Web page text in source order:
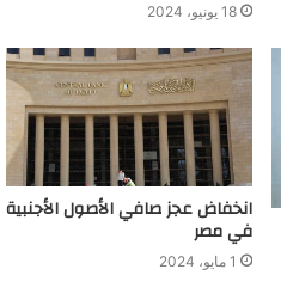
18 يونيو، 2024
انخفاض عجز صافي الأصول الأجنبية
في مصر
1 مايو، 2024